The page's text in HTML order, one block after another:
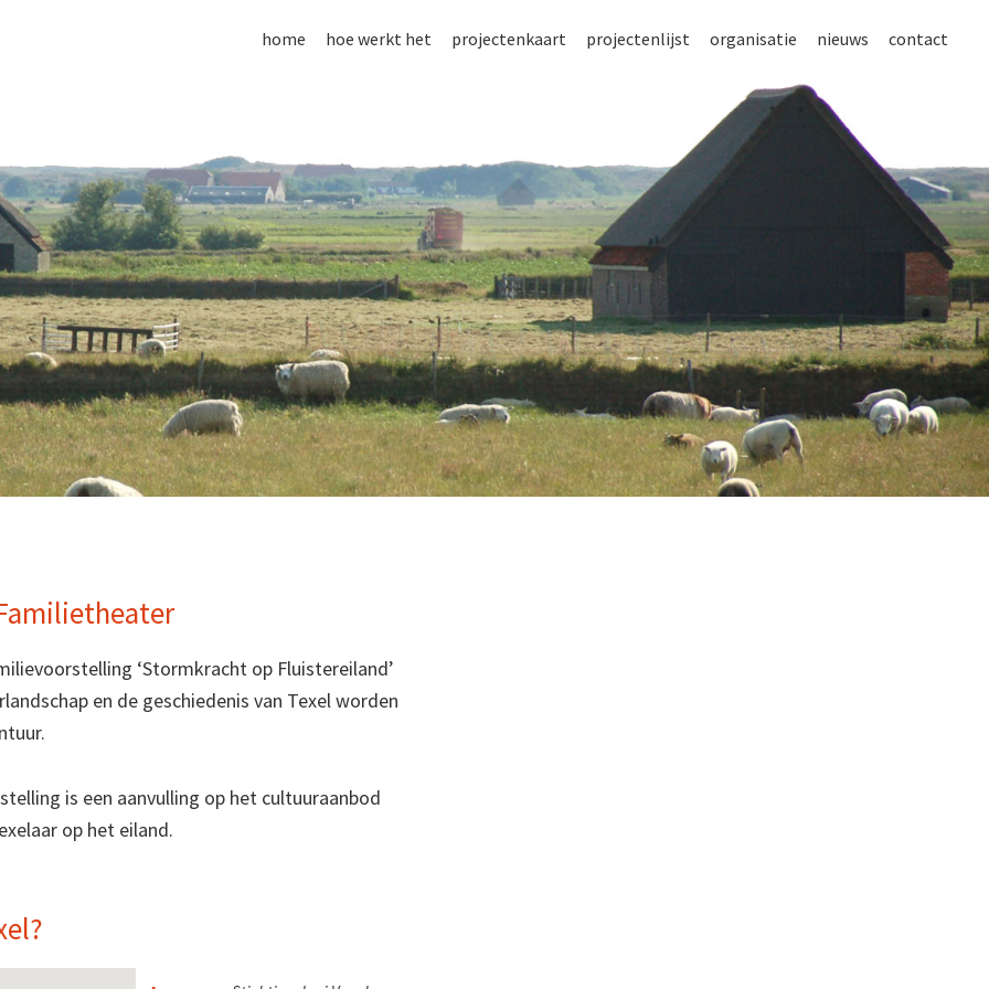
home hoe werkt het projectenkaart projectenlijst organisatie nieuws contact
‘Stormkracht op Fluistereiland’
en de geschiedenis van Texel worden
is een aanvulling op het cultuuraanbod
op het eiland.